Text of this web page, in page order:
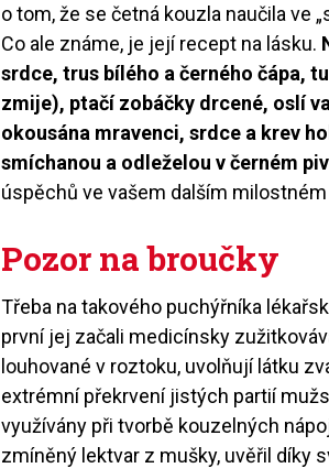
o tom, že se četná kouzla naučila ve
Co ale známe, je její recept na lásku.
srdce, trus bílého a černého čápa,
zmije), ptačí zobáčky drcené, oslí
okousána mravenci, srdce a krev
smíchanou a odleželou v černém
úspěchů ve vašem dalším
Pozor na broučky
Třeba na takového puchýřníka
první jej začali medicínsky
louhované v roztoku, uvolňují látku
extrémní překrvení jistých partií
využívány při tvorbě kouzelných
zmíněný lektvar z mušky, uvěřil díky